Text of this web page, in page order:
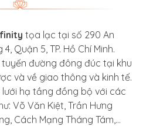
tọa lạc tại số 290 An
Quận 5, TP. Hồ Chí Minh.
đường đông đúc tại khu
và về giao thông và kinh tế.
lưới hạ tầng đồng bộ với các
Võ Văn Kiệt, Trần Hưng
Cách Mạng Tháng Tám,…